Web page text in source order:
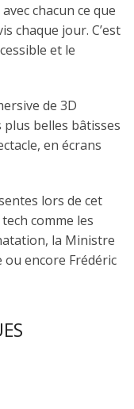
chacun ce que
chaque jour. C’est
et le
de 3D
plus belles bâtisses
en écrans
lors de cet
comme les
la Ministre
encore Frédéric